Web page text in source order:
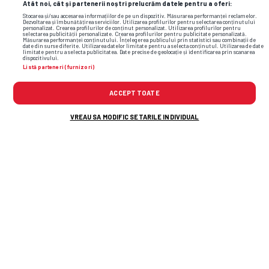
Atât noi, cât și partenerii noștri prelucrăm datele pentru a oferi:
Stocarea și/sau accesarea informațiilor de pe un dispozitiv. Măsurarea performanței reclamelor.
Dezvoltarea și îmbunătățirea serviciilor. Utilizarea profilurilor pentru selectarea conținutului
personalizat. Crearea profilurilor de conținut personalizat. Utilizarea profilurilor pentru
selectarea publicității personalizate. Crearea profilurilor pentru publicitate personalizată.
Măsurarea performanței conținutului. Înțelegerea publicului prin statistici sau combinații de
date din surse diferite. Utilizarea datelor limitate pentru a selecta conținutul. Utilizarea de date
limitate pentru a selecta publicitatea. Date precise de geolocație și identificarea prin scanarea
dispozitivului.
Listă parteneri (furnizori)
ACCEPT TOATE
VREAU SA MODIFIC SETARILE INDIVIDUAL